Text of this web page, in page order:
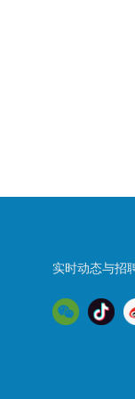
实时动态与招